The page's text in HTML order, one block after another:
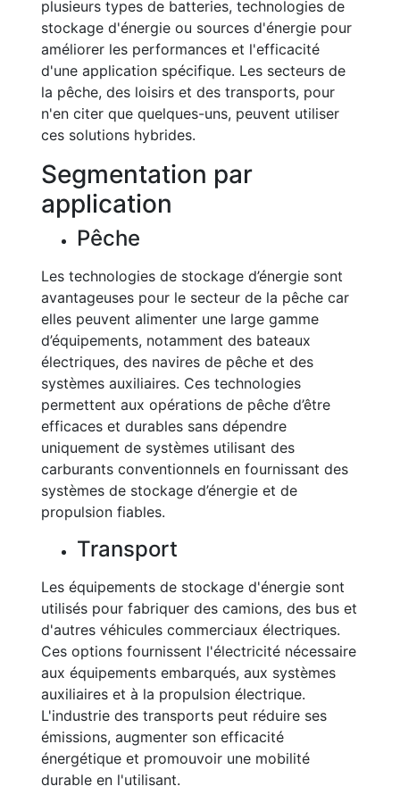
plusieurs types de batteries, technologies de
stockage d'énergie ou sources d'énergie pour
améliorer les performances et l'efficacité
d'une application spécifique. Les secteurs de
la pêche, des loisirs et des transports, pour
n'en citer que quelques-uns, peuvent utiliser
ces solutions hybrides.
Segmentation par
application
Pêche
Les technologies de stockage d’énergie sont
avantageuses pour le secteur de la pêche car
elles peuvent alimenter une large gamme
d’équipements, notamment des bateaux
électriques, des navires de pêche et des
systèmes auxiliaires. Ces technologies
permettent aux opérations de pêche d’être
efficaces et durables sans dépendre
uniquement de systèmes utilisant des
carburants conventionnels en fournissant des
systèmes de stockage d’énergie et de
propulsion fiables.
Transport
Les équipements de stockage d'énergie sont
utilisés pour fabriquer des camions, des bus et
d'autres véhicules commerciaux électriques.
Ces options fournissent l'électricité nécessaire
aux équipements embarqués, aux systèmes
auxiliaires et à la propulsion électrique.
L'industrie des transports peut réduire ses
émissions, augmenter son efficacité
énergétique et promouvoir une mobilité
durable en l'utilisant.